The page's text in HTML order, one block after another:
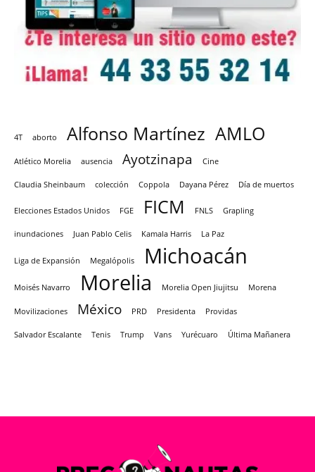
4T aborto Alfonso Martínez AMLO
Atlético Morelia ausencia Ayotzinapa Cine
Claudia Sheinbaum colección Coppola Dayana Pérez Día de muertos
Elecciones Estados Unidos FGE FICM FNLS Grapling
inundaciones Juan Pablo Celis Kamala Harris La Paz
Liga de Expansión Megalópolis Michoacán
Moisés Navarro Morelia Morelia Open Jiujitsu Morena
Movilizaciones México PRD Presidenta Providas
Salvador Escalante Tenis Trump Vans Yurécuaro Última Mañanera